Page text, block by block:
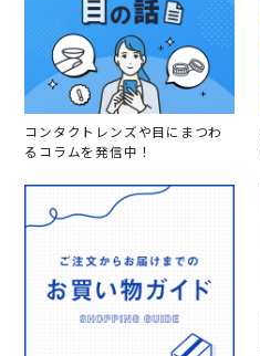
コンタクトレンズや目にまつわ
るコラムを発信中！